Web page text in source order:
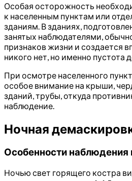
Особая осторожность
к населенным пунктам или
зданиям. В зданиях,
занятых наблюдателями,
признаков жизни и создается
никого нет, но именно пустота
При осмотре населенного
особое внимание на крыши,
зданий, трубы, откуда
наблюдение.
Ночная
Особенности наблюдения
Ночью свет горящего костра